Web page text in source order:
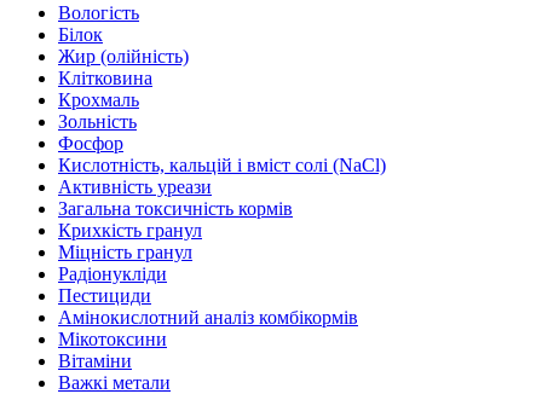
Вологість
Білок
Жир (олійність)
Клітковина
Крохмаль
Зольність
Фосфор
Кислотність, кальцій і вміст солі (NaCl)
Активність уреази
Загальна токсичність кормів
Крихкість гранул
Міцність гранул
Радіонукліди
Пестициди
Амінокислотний аналіз комбікормів
Мікотоксини
Вітаміни
Важкі метали